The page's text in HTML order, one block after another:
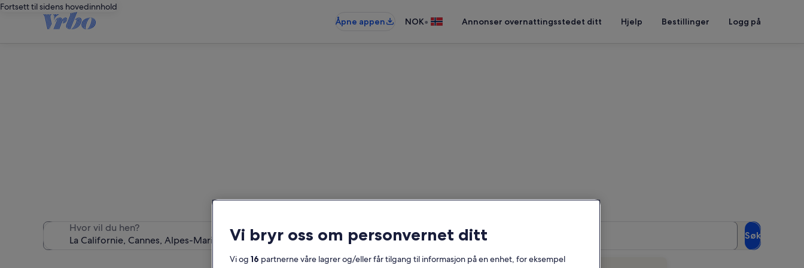
Fortsett til sidens hovedinnhold
Åpne appen
NOK• Annonser overnattingsstedet ditt Hjelp Bestillinger Logg på
Hvor vil du hen?
Søk
Vi bryr oss om personvernet ditt
Vi og 16 partnerne våre lagrer og/eller får tilgang til informasjon på en enhet, for eksempel